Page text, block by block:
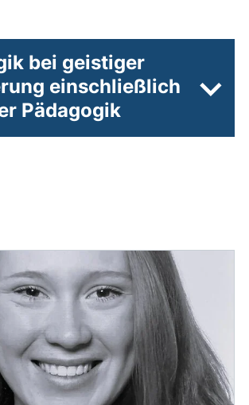
bei geistiger
einschließlich
Pädagogik